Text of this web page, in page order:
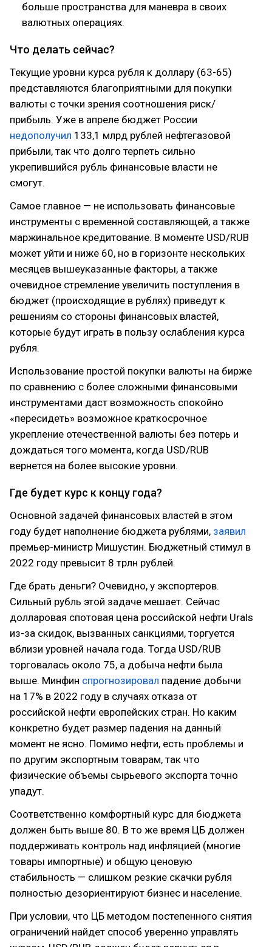
больше пространства для маневра в своих
валютных операциях.
Что делать сейчас?
Текущие уровни курса рубля к доллару (63-65)
представляются благоприятными для покупки
валюты с точки зрения соотношения риск/
прибыль. Уже в апреле бюджет России
недополучил 133,1 млрд рублей нефтегазовой
прибыли, так что долго терпеть сильно
укрепившийся рубль финансовые власти не
смогут.
Самое главное — не использовать финансовые
инструменты с временной составляющей, а также
маржинальное кредитование. В моменте USD/RUB
может уйти и ниже 60, но в горизонте нескольких
месяцев вышеуказанные факторы, а также
очевидное стремление увеличить поступления в
бюджет (происходящие в рублях) приведут к
решениям со стороны финансовых властей,
которые будут играть в пользу ослабления курса
рубля.
Использование простой покупки валюты на бирже
по сравнению с более сложными финансовыми
инструментами даст возможность спокойно
«пересидеть» возможное краткосрочное
укрепление отечественной валюты без потерь и
дождаться того момента, когда USD/RUB
вернется на более высокие уровни.
Где будет курс к концу года?
Основной задачей финансовых властей в этом
году будет наполнение бюджета рублями, заявил
премьер-министр Мишустин. Бюджетный стимул в
2022 году превысит 8 трлн рублей.
Где брать деньги? Очевидно, у экспортеров.
Сильный рубль этой задаче мешает. Сейчас
долларовая спотовая цена российской нефти Urals
из-за скидок, вызванных санкциями, торгуется
вблизи уровней начала года. Тогда USD/RUB
торговалась около 75, а добыча нефти была
выше. Минфин спрогнозировал падение добычи
на 17% в 2022 году в случаях отказа от
российской нефти европейских стран. Но каким
конкретно будет размер падения на данный
момент не ясно. Помимо нефти, есть проблемы и
по другим экспортным товарам, так что
физические объемы сырьевого экспорта точно
упадут.
Соответственно комфортный курс для бюджета
должен быть выше 80. В то же время ЦБ должен
поддерживать контроль над инфляцией (многие
товары импортные) и общую ценовую
стабильность — слишком резкие скачки рубля
полностью дезориентируют бизнес и население.
При условии, что ЦБ методом постепенного снятия
ограничений найдет способ уверенно управлять